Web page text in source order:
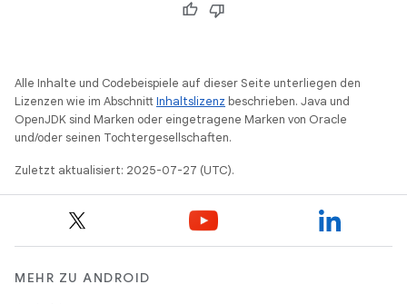
Alle Inhalte und Codebeispiele auf dieser Seite unterliegen den
Lizenzen wie im AbschnittInhaltslizenz beschrieben. Java und
OpenJDK sind Marken oder eingetragene Marken von Oracle
und/oder seinen Tochtergesellschaften.
Zuletzt aktualisiert: 2025-07-27 (UTC).
MEHR ZU ANDROID